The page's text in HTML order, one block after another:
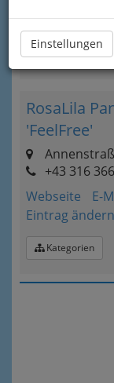
Einstellungen
Kategorien
RosaLila
'FeelFree'
+43 316
Webseite
E-
Eintrag ändern
Kategorien